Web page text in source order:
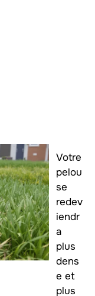
Votre
pelou
se
redev
iendr
a
plus
dens
e et
plus